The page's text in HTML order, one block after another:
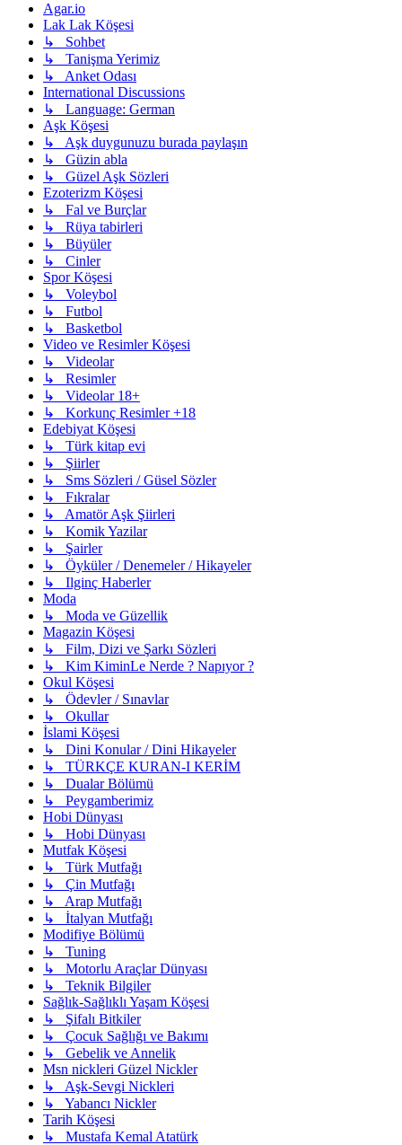
Agar.io
Lak Lak Köşesi
↳ Sohbet
↳ Tanişma Yerimiz
↳ Anket Odası
International Discussions
↳ Language: German
Aşk Köşesi
↳ Aşk duygunuzu burada paylaşın
↳ Güzin abla
↳ Güzel Aşk Sözleri
Ezoterizm Köşesi
↳ Fal ve Burçlar
↳ Rüya tabirleri
↳ Büyüler
↳ Cinler
Spor Köşesi
↳ Voleybol
↳ Futbol
↳ Basketbol
Video ve Resimler Köşesi
↳ Videolar
↳ Resimler
↳ Videolar 18+
↳ Korkunç Resimler +18
Edebiyat Köşesi
↳ Türk kitap evi
↳ Şiirler
↳ Sms Sözleri / Güsel Sözler
↳ Fıkralar
↳ Amatör Aşk Şiirleri
↳ Komik Yazilar
↳ Şairler
↳ Öyküler / Denemeler / Hikayeler
↳ Ilginç Haberler
Moda
↳ Moda ve Güzellik
Magazin Köşesi
↳ Film, Dizi ve Şarkı Sözleri
↳ Kim KiminLe Nerde ? Napıyor ?
Okul Köşesi
↳ Ödevler / Sınavlar
↳ Okullar
İslami Köşesi
↳ Dini Konular / Dini Hikayeler
↳ TÜRKÇE KURAN-I KERİM
↳ Dualar Bölümü
↳ Peygamberimiz
Hobi Dünyası
↳ Hobi Dünyası
Mutfak Köşesi
↳ Türk Mutfağı
↳ Çin Mutfağı
↳ Arap Mutfağı
↳ İtalyan Mutfağı
Modifiye Bölümü
↳ Tuning
↳ Motorlu Araçlar Dünyası
↳ Teknik Bilgiler
Sağlık-Sağlıklı Yaşam Köşesi
↳ Şifalı Bitkiler
↳ Çocuk Sağlığı ve Bakımı
↳ Gebelik ve Annelik
Msn nickleri Güzel Nickler
↳ Aşk-Sevgi Nickleri
↳ Yabancı Nickler
Tarih Köşesi
↳ Mustafa Kemal Atatürk